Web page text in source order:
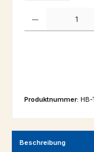
Produktnummer:
Beschreibung